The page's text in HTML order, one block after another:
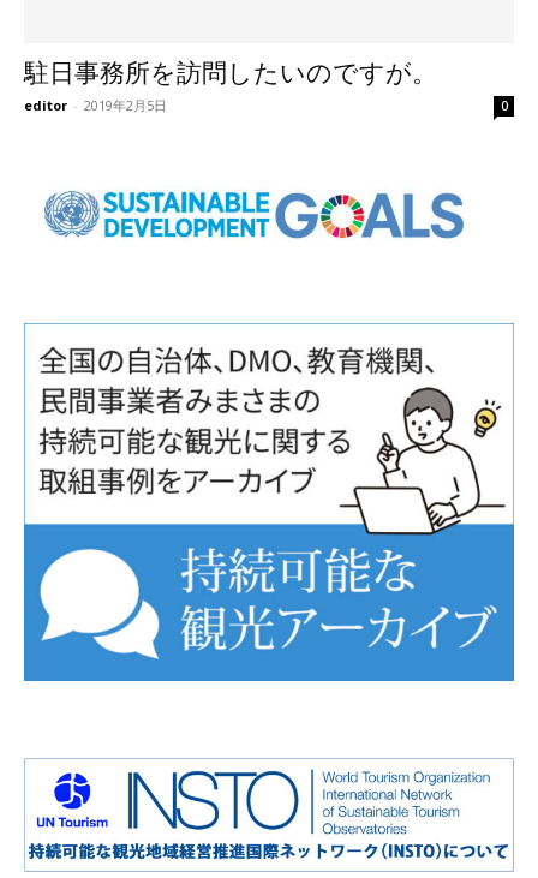
駐日事務所を訪問したいのですが。
editor - 2019年2月5日 0